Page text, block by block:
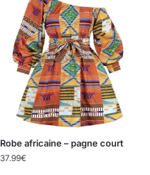
Robe africaine – pagne court
37.99€